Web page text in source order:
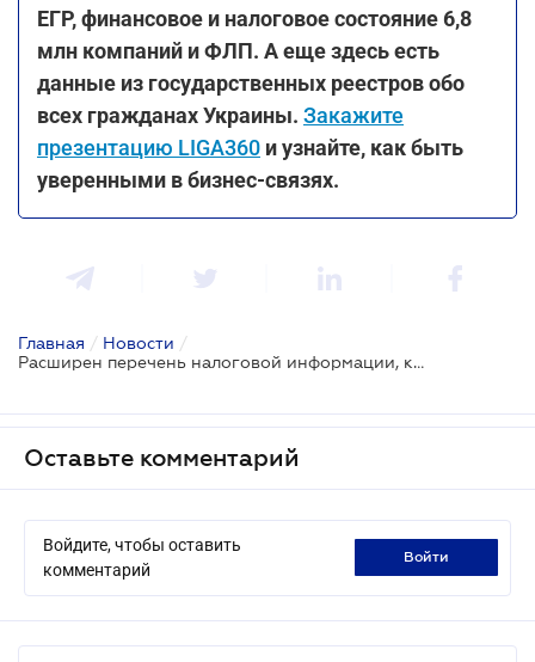
ЕГР, финансовое и налоговое состояние 6,8
млн компаний и ФЛП. А еще здесь есть
данные из государственных реестров обо
всех гражданах Украины. Закажите
презентацию LIGA360 и узнайте, как быть
уверенными в бизнес-связях.
Главная / Новости /
Расширен перечень налоговой информации, которую налогоплательщик может получить в электронном кабинете
Оставьте комментарий
Войдите, чтобы оставить
комментарий
войти